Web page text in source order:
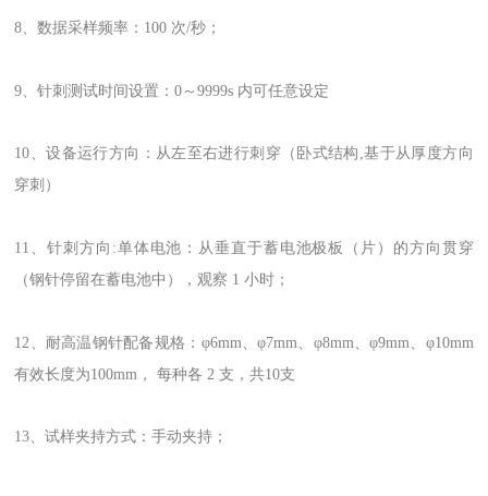
8、数据采样频率：100 次/秒；
9、针刺测试时间设置：0～9999s 内可任意设定
10、设备运行方向：从左至右进行刺穿（卧式结构,基于从厚度方向
穿刺）
11、针刺方向:单体电池：从垂直于蓄电池极板（片）的方向贯穿
（钢针停留在蓄电池中），观察 1 小时；
12、耐高温钢针配备规格：φ6mm、φ7mm、φ8mm、φ9mm、φ10mm
有效长度为100mm， 每种各 2 支，共10支
13、试样夹持方式：手动夹持；